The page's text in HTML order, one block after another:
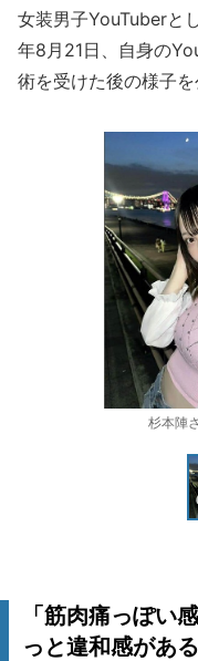
女装男子YouTuberと
年8月21日、自身の
術を受けた後の様子を
杉本陣
「筋肉痛っぽい
っと違和感がある